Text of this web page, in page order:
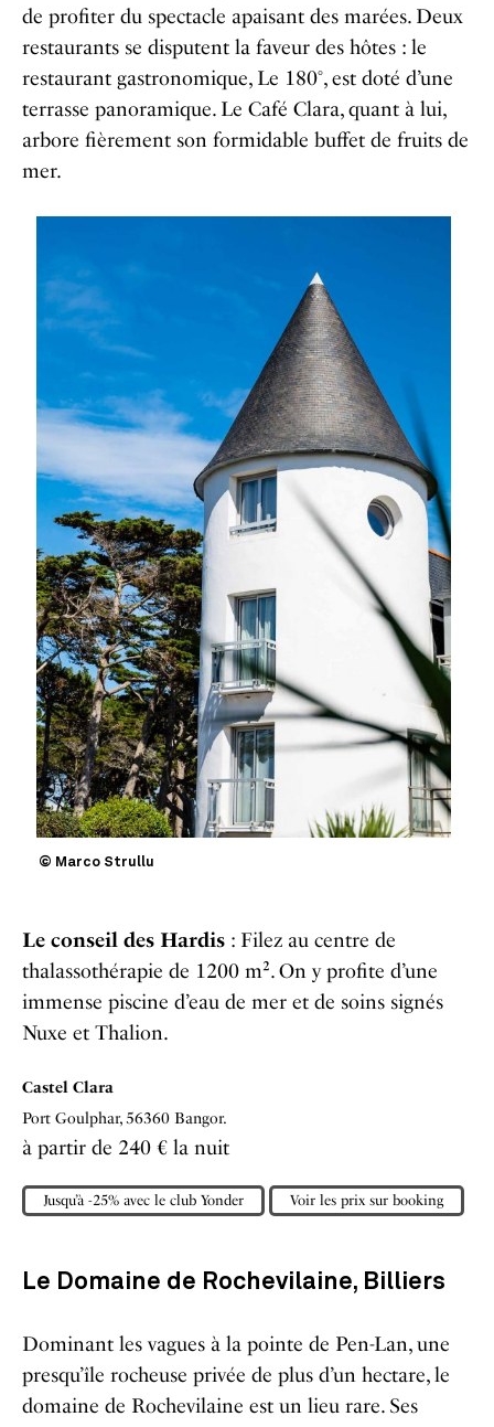
de profiter du spectacle apaisant des marées. Deux
restaurants se disputent la faveur des hôtes : le
restaurant gastronomique, Le 180°, est doté d’une
terrasse panoramique. Le Café Clara, quant à lui,
arbore fièrement son formidable buffet de fruits de
mer.
© Marco Strullu
Le conseil des Hardis : Filez au centre de
thalassothérapie de 1200 m². On y profite d’une
immense piscine d’eau de mer et de soins signés
Nuxe et Thalion.
Castel Clara
Port Goulphar, 56360 Bangor.
à partir de 240 € la nuit
Jusqu’à -25% avec le club Yonder Voir les prix sur booking
Le Domaine de Rochevilaine, Billiers
Dominant les vagues à la pointe de Pen-Lan, une
presqu’île rocheuse privée de plus d’un hectare, le
domaine de Rochevilaine est un lieu rare. Ses